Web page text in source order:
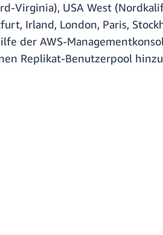
Virginia), USA West
Irland, London, Paris,
der AWS-
Replikat-Benutzerpool